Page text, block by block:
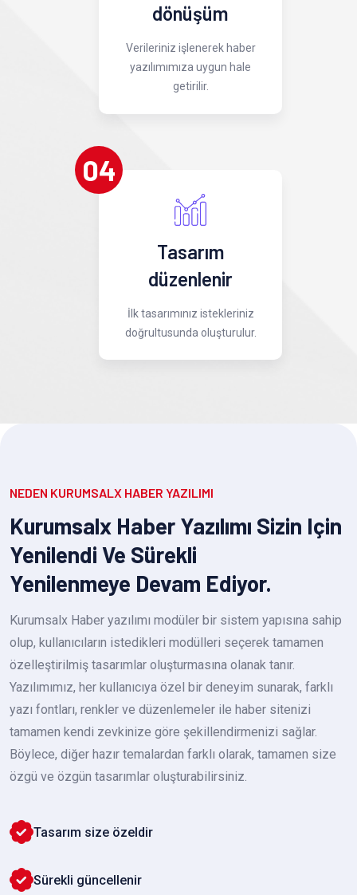
dönüşüm
Verileriniz işlenerek haber
yazılımımıza uygun hale
getirilir.
04
Tasarım
düzenlenir
İlk tasarımınız istekleriniz
doğrultusunda oluşturulur.
NEDEN KURUMSALX HABER YAZILIMI
Kurumsalx Haber Yazılımı Sizin Için
Yenilendi Ve Sürekli
Yenilenmeye Devam Ediyor.
Kurumsalx Haber yazılımı modüler bir sistem yapısına sahip
olup, kullanıcıların istedikleri modülleri seçerek tamamen
özelleştirilmiş tasarımlar oluşturmasına olanak tanır.
Yazılımımız, her kullanıcıya özel bir deneyim sunarak, farklı
yazı fontları, renkler ve düzenlemeler ile haber sitenizi
tamamen kendi zevkinize göre şekillendirmenizi sağlar.
Böylece, diğer hazır temalardan farklı olarak, tamamen size
özgü ve özgün tasarımlar oluşturabilirsiniz.
Tasarım size özeldir
Sürekli güncellenir